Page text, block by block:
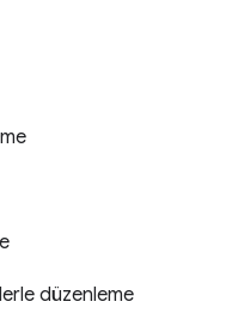
düzenleme